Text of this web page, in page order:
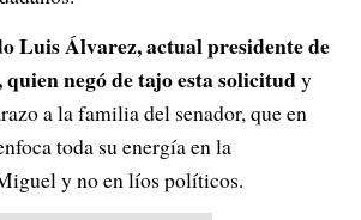
Luis Álvarez, actual presidente de
negó de tajo esta solicitudy
a la familia del senador, que en
toda su energía en la
y no en líos políticos.